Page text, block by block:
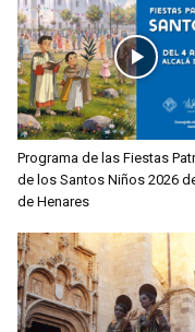
Programa de las Fiestas
de los Santos Niños 2026
de Henares